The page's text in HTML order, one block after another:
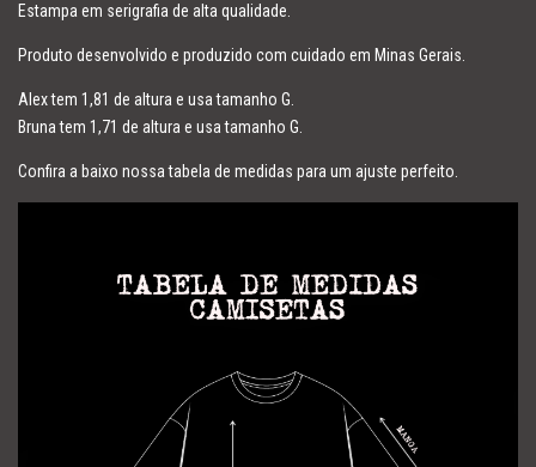
Estampa em serigrafia de alta qualidade.
Produto desenvolvido e produzido com cuidado em Minas Gerais.
Alex tem 1,81 de altura e usa tamanho G.
Bruna tem 1,71 de altura e usa tamanho G.
Confira a baixo nossa tabela de medidas para um ajuste perfeito.